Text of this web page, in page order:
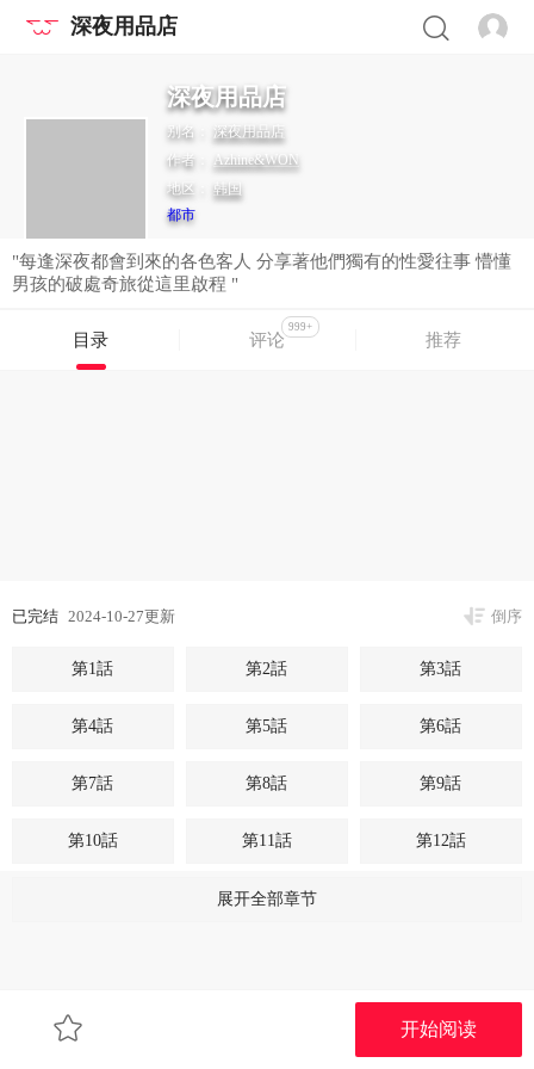
深夜用品店
深夜用品店
别名： 深夜用品店
作者：
Azhine&WON
地区： 韩国
都市
"每逢深夜都會到來的各色客人 分享著他們獨有的性愛往事 懵懂
男孩的破處奇旅從這里啟程 "
目录 评论
999+
推荐
已完结 2024-10-27更新 倒序
第1話 第2話 第3話
第4話 第5話 第6話
第7話 第8話 第9話
第10話 第11話 第12話
第14話
第19話
开始阅读
展开全部章节